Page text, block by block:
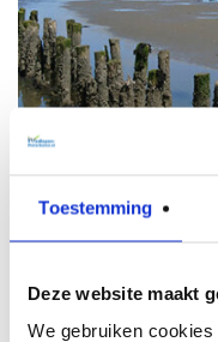
Toestemming
Deze website maakt
We gebruiken